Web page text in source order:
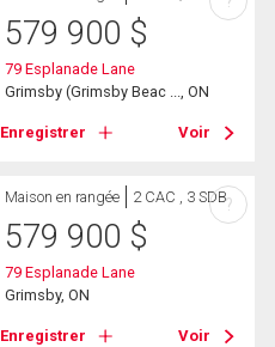
579 900 $
79 Esplanade Lane
Grimsby (Grimsby Beac ..., ON
Enregistrer Voir
Maison en rangée 2 CAC , 3 SDB
579 900 $
79 Esplanade Lane
Grimsby, ON
Enregistrer Voir
?